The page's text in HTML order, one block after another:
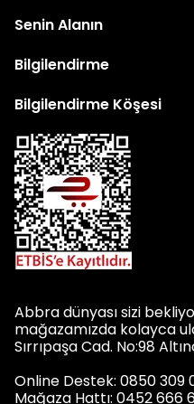
Senin Alanın
Bilgilendirme
Bilgilendirme Köşesi
Abbra dünyası sizi
mağazamızda kolayca
Sırrıpaşa Cad. No:98
Online Destek: 0850 309
Mağaza Hattı: 0452 666